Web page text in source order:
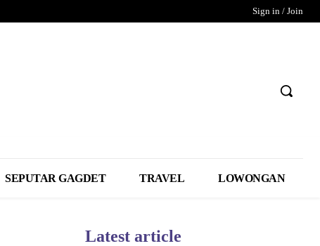
Sign in / Join
SEPUTAR GAGDET TRAVEL LOWONGAN
Latest article